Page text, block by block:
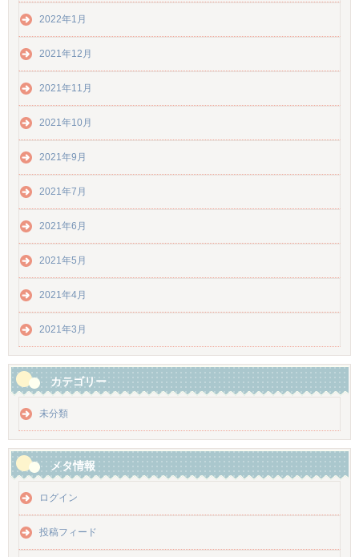
2022年1月
2021年12月
2021年11月
2021年10月
2021年9月
2021年7月
2021年6月
2021年5月
2021年4月
2021年3月
カテゴリー
未分類
メタ情報
ログイン
投稿フィード